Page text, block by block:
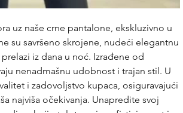
uz naše crne pantalone, ekskluzivno u
su savršeno skrojene, nudeći elegantnu
iz dana u noć. Izrađene od
nenadmašnu udobnost i trajan stil. U
i zadovoljstvo kupaca, osiguravajući
najviša očekivanja. Unapredite svoj